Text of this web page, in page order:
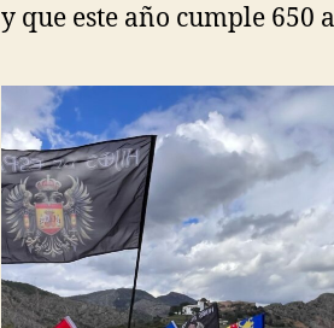
y que este año cumple 650